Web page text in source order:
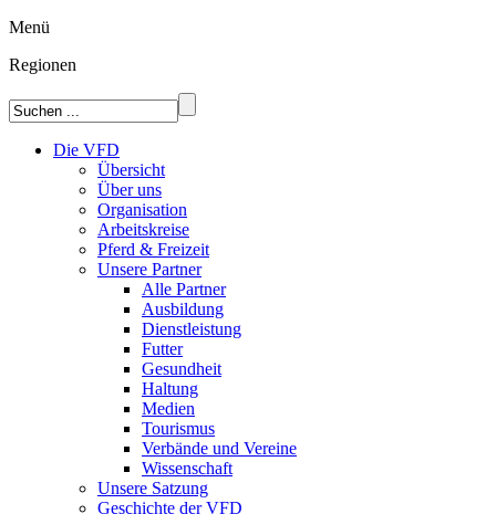
Menü
Regionen
Die VFD
Übersicht
Über uns
Organisation
Arbeitskreise
Pferd & Freizeit
Unsere Partner
Alle Partner
Ausbildung
Dienstleistung
Futter
Gesundheit
Haltung
Medien
Tourismus
Verbände und Vereine
Wissenschaft
Unsere Satzung
Geschichte der VFD